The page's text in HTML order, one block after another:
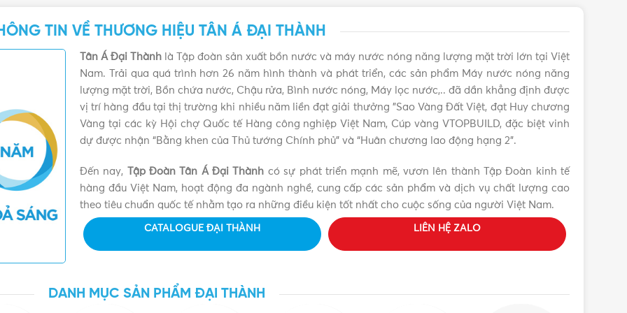
TIN VỀ THƯƠNG HIỆU TÂN Á ĐẠI THÀNH
Tân Á Đại Thành là Tập đoàn sản xuất bồn nước và máy nước nóng năng lượng mặt trời lớn tại Việt
Nam. Trải qua quá trình hơn 26 năm hình thành và phát triển, các sản phẩm Máy nước nóng năng
lượng mặt trời, Bồn chứa nước, Chậu rửa, Bình nước nóng, Máy lọc nước,.. đã dần khẳng định được
vị trí hàng đầu tại thị trường khi nhiều năm liền đạt giải thưởng "Sao Vàng Đất Việt, đạt Huy chương
Vàng tại các kỳ Hội chợ Quốc tế Hàng công nghiệp Việt Nam, Cúp vàng VTOPBUILD, đặc biệt vinh
dự được nhận “Bằng khen của Thủ tướng Chính phủ” và “Huân chương lao động hạng 2”.
Đến nay, Tập Đoàn Tân Á Đại Thành có sự phát triển mạnh mẽ, vươn lên thành Tập Đoàn kinh tế
hàng đầu Việt Nam, hoạt động đa ngành nghề, cung cấp các sản phẩm và dịch vụ chất lượng cao
theo tiêu chuẩn quốc tế nhằm tạo ra những điều kiện tốt nhất cho cuộc sống của người Việt Nam.
CATALOGUE ĐẠI THÀNH LIÊN HỆ ZALO
DANH MỤC SẢN PHẨM ĐẠI THÀNH